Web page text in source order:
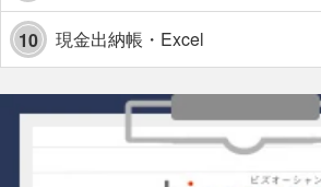
10 現金出納帳・Excel